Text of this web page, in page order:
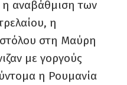
αναβάθμιση των
η
στη Μαύρη
με γοργούς
η Ρουμανία